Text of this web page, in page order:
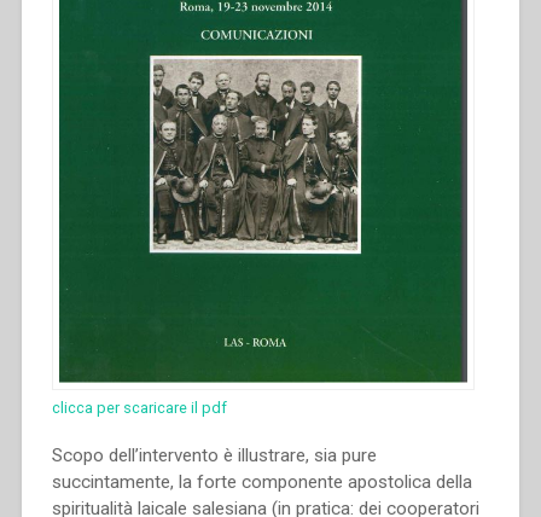
clicca per scaricare il pdf
Scopo dell’intervento è illustrare, sia pure
succintamente, la forte componente apostolica della
spiritualità laicale salesiana (in pratica: dei cooperatori